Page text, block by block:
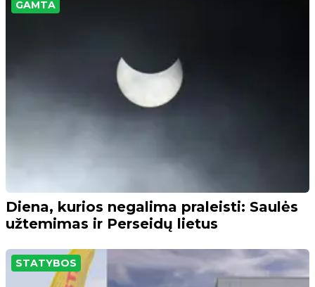
GAMTA
Diena, kurios negalima praleisti: Saulės
užtemimas ir Perseidų lietus
STATYBOS